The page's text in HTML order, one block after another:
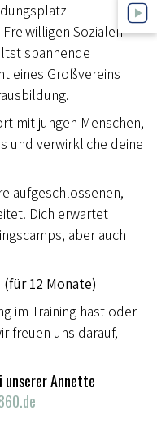
Sozialen
spannende
eines Großvereins
mit jungen Menschen,
und verwirkliche deine
aufgeschlossenen,
Dich erwartet
aber auch
12 Monate)
im Training hast oder
freuen uns darauf,
unserer Annette